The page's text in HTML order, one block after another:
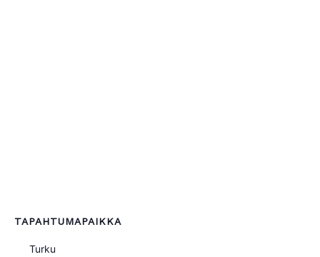
TAPAHTUMAPAIKKA
Turku